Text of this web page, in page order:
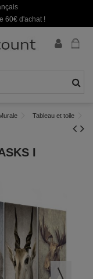
60€ d'achat !
Tableau et toile
I